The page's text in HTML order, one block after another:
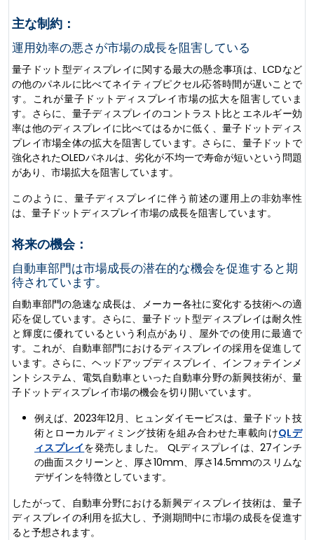
主な制約：
運用効率の悪さが市場の成長を阻害している
量子ドット型ディスプレイに関する最大の懸念事項は、LCDなど
の他のパネルに比べてネイティブピクセル応答時間が遅いことで
す。これが量子ドットディスプレイ市場の拡大を阻害していま
す。さらに、量子ディスプレイのコントラスト比とエネルギー効
率は他のディスプレイに比べてはるかに低く、量子ドットディス
プレイ市場全体の拡大を阻害しています。さらに、量子ドットで
強化されたOLEDパネルは、劣化が不均一で寿命が短いという問題
があり、市場拡大を阻害しています。
このように、量子ディスプレイに伴う前述の運用上の非効率性
は、量子ドットディスプレイ市場の成長を阻害しています。
将来の機会：
自動車部門は市場成長の潜在的な機会を促進すると期
待されています。
自動車部門の急速な成長は、メーカー各社に変化する技術への適
応を促しています。さらに、量子ドット型ディスプレイは耐久性
と輝度に優れているという利点があり、屋外での使用に最適で
す。これが、自動車部門におけるディスプレイの採用を促進して
います。さらに、ヘッドアップディスプレイ、インフォテインメ
ントシステム、電気自動車といった自動車分野の新興技術が、量
子ドットディスプレイ市場の機会を切り開いています。
例えば、2023年12月、ヒュンダイモービスは、量子ドット技
術とローカルディミング技術を組み合わせた車載向けQLデ
ィスプレイを発売しました。 QLディスプレイは、27インチ
の曲面スクリーンと、厚さ10mm、厚さ14.5mmのスリムな
デザインを特徴としています。
したがって、自動車分野における新興ディスプレイ技術は、量子
ディスプレイの利用を拡大し、予測期間中に市場の成長を促進す
ると予想されます。